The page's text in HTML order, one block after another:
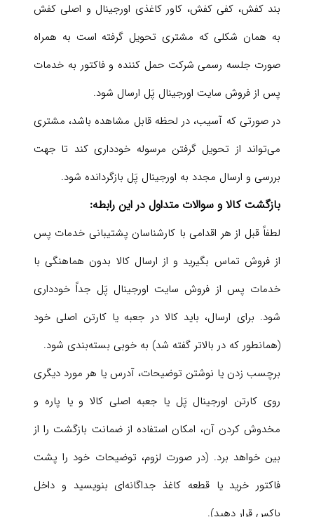
بند کفش، کفی کفش، کاور کاغذی اورجینال و اصلی کفش
به همان شکلی که مشتری تحویل گرفته است به همراه
صورت جلسه رسمی شرکت حمل کننده و فاکتور به خدمات
پس از فروش سایت اورجینال پَل ارسال شود.
در صورتی که آسیب‏‌، در لحظه قابل مشاهده باشد، مشتری
می‏‌تواند از تحویل گرفتن مرسوله خودداری کند تا جهت
بررسی و ارسال مجدد به اورجینال پَل بازگردانده شود.
بازگشت کالا و سوالات متداول در این رابطه:
لطفاً قبل از هر اقدامی با کارشناسان پشتیبانی خدمات پس
از فروش تماس بگیرید و از ارسال کالا بدون هماهنگی با
خدمات پس از فروش سایت اورجینال پَل جداً خودداری
شود. برای ارسال، باید کالا در جعبه یا کارتن اصلی خود
(همانطور که در بالاتر گفته شد) به ‏خوبی بسته‌بندی شود.
برچسب زدن یا نوشتن توضیحات، آدرس یا هر مورد دیگری
روی کارتن اورجینال پَل یا جعبه اصلی کالا و یا پاره و
مخدوش کردن آن، امکان استفاده از ضمانت بازگشت را از
بین خواهد برد. (در صورت لزوم، توضیحات خود را پشت
فاکتور خرید یا قطعه کاغذ جداگانه‌ای بنویسید و داخل
باکس قرار دهید).